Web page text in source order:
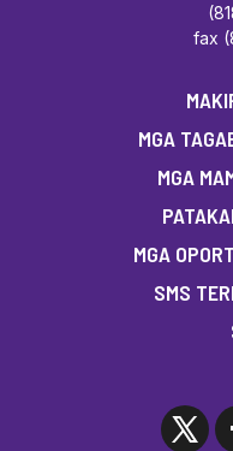
fax
MGA
MGA
MGA
SMS